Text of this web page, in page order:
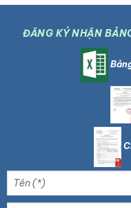
ĐĂNG KÝ NHẬN